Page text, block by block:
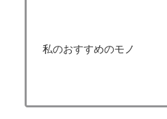
私のおすすめのモノ